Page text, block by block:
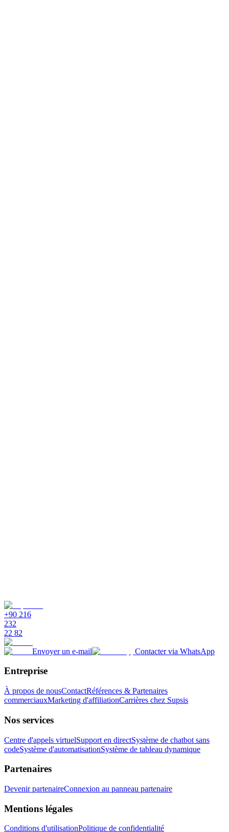
+90 216
232
22 82
Envoyer un e-mail Contacter via WhatsApp
Entreprise
À propos de nousContactRéférences & Partenaires
commerciauxMarketing d'affiliationCarrières chez Supsis
Nos services
Centre d'appels virtuelSupport en directSystème de chatbot sans
codeSystème d'automatisationSystème de tableau dynamique
Partenaires
Devenir partenaireConnexion au panneau partenaire
Mentions légales
Conditions d'utilisationPolitique de confidentialité